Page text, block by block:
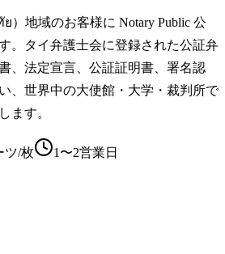
）地域のお客様に Notary Public 公
。タイ弁護士会に登録された公証弁
、法定宣言、公証証明書、署名認
、世界中の大使館・大学・裁判所で
ます。
ツ/枚 1〜2営業日